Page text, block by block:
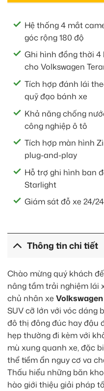
Hệ thống 4 mắt
góc rộng 180 độ
Ghi hình đồng thời 4
cho Volkswagen
Tích hợp đánh lái
quỹ đạo bánh xe
Khả năng chống
công nghiệp ô tô
Tích hợp màn hình
plug-and-play
Hỗ trợ ghi hình ban
Starlight
Giám sát đỗ xe 24/
Thông tin chi tiết
Chào mừng quý khách
nâng tầm trải nghiệm lái
chủ nhân xe
SUV cỡ lớn với vóc dáng
đô thị đông đúc hay đậu
hẹp thường đi kèm với
mù xung quanh xe, đặc
thể tiềm ẩn nguy cơ va
Thấu hiểu những băn
hào giới thiệu giải pháp